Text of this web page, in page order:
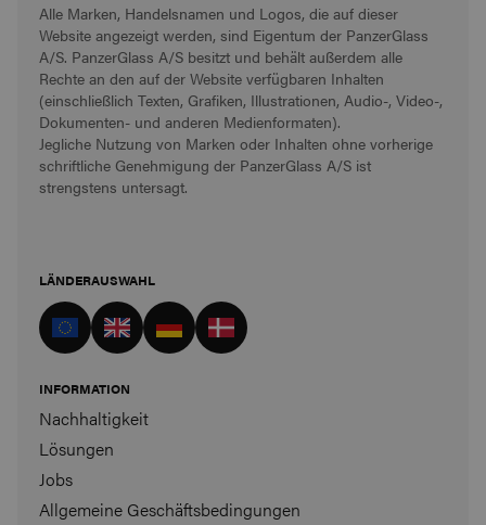
Alle Marken, Handelsnamen und Logos, die auf dieser
Website angezeigt werden, sind Eigentum der PanzerGlass
A/S. PanzerGlass A/S besitzt und behält außerdem alle
Rechte an den auf der Website verfügbaren Inhalten
(einschließlich Texten, Grafiken, Illustrationen, Audio-, Video-,
Dokumenten- und anderen Medienformaten).
Jegliche Nutzung von Marken oder Inhalten ohne vorherige
schriftliche Genehmigung der PanzerGlass A/S ist
strengstens untersagt.
LÄNDERAUSWAHL
INFORMATION
Nachhaltigkeit
Lösungen
Jobs
Allgemeine Geschäftsbedingungen